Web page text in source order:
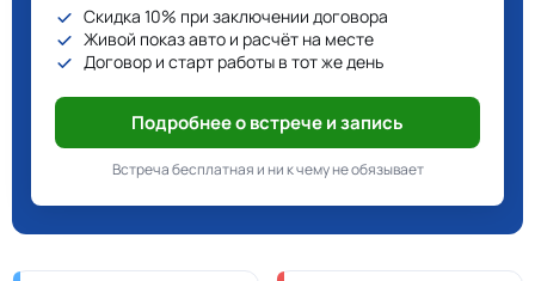
Скидка 10% при заключении договора
Живой показ авто и расчёт на месте
Договор и старт работы в тот же день
Подробнее о встрече и запись
Встреча бесплатная и ни к чему не обязывает